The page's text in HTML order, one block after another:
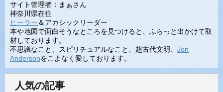
サイト管理者：まぁさん
神奈川県在住
ヒーラー ＆アカシックリーダー
本や地図で面白そうなところを見つけると、ふらっと出かけて取
材しております。
不思議なこと、スピリチュアルなこと、超古代文明、 Jon
Andersonをこよなく愛しております。
人気の記事